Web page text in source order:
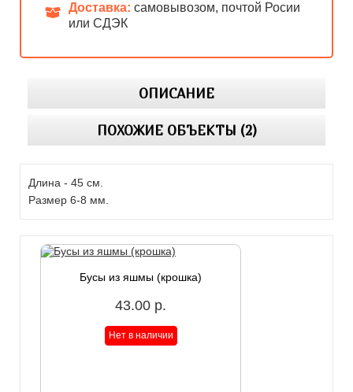
Доставка: самовывозом, почтой Росии
или СДЭК
ОПИСАНИЕ
ПОХОЖИЕ ОБЪЕКТЫ (2)
Длина - 45 см.
Размер 6-8 мм.
Бусы из яшмы (крошка)
43.00 р.